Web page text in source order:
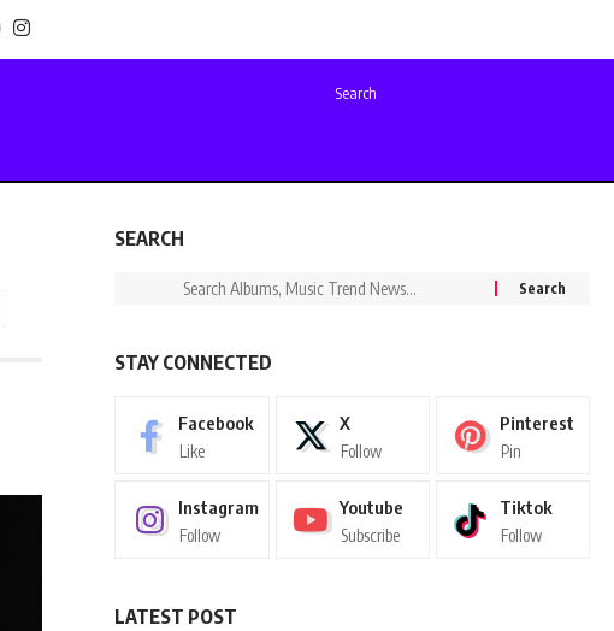
Search
SEARCH
STAY CONNECTED
Facebook
Like
X
Follow
Pinterest
Pin
Instagram
Follow
Youtube
Subscribe
Tiktok
Follow
LATEST POST